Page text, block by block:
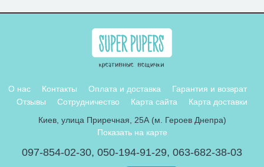
О нас Контакты Оплата и доставка
Гарантия и возврат
Отзывы
Сотрудничество Карта сайта
Карта доставки
Киев, улица Приречная, 25А (м. Героев Днепра)
Показать на карте
097-854-02-30, 050-194-91-29, 063-682-38-03